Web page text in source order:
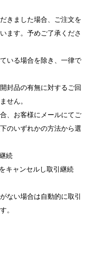
きました場合、ご注文を
ます。予めご了承くださ
いる場合を除き、一律で
封品の有無に対するご回
せん。
、お客様にメールにてご
のいずれかの方法から選
続
キャンセルし取引継続
ない場合は自動的に取引
。